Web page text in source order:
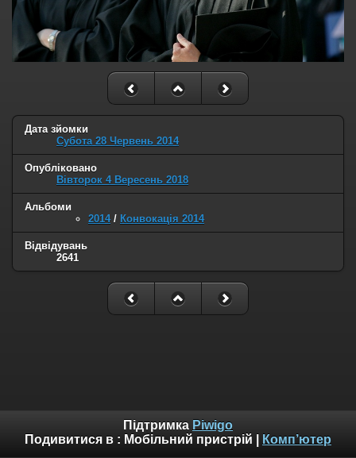
Дата зйомки
Субота 28 Червень 2014
Опубліковано
Вівторок 4 Вересень 2018
Альбоми
2014/ Конвокація 2014
Відвідувань
2641
Підтримка Piwigo
Подивитися в : Мобільний пристрій Комп’ютер